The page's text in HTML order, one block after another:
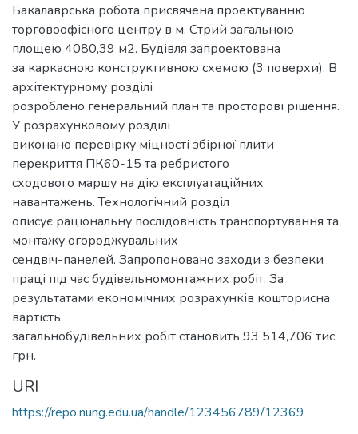
Бакалаврська робота присвячена проектуванню
торговоофісного центру в м. Стрий загальною
площею 4080,39 м2. Будівля запроектована
за каркасною конструктивною схемою (3 поверхи). В
архітектурному розділі
розроблено генеральний план та просторові рішення.
У розрахунковому розділі
виконано перевірку міцності збірної плити
перекриття ПК60-15 та ребристого
сходового маршу на дію експлуатаційних
навантажень. Технологічний розділ
описує раціональну послідовність транспортування та
монтажу огороджувальних
сендвіч-панелей. Запропоновано заходи з безпеки
праці під час будівельномонтажних робіт. За
результатами економічних розрахунків кошторисна
вартість
загальнобудівельних робіт становить 93 514,706 тис.
грн.
URI
https://repo.nung.edu.ua/handle/123456789/12369